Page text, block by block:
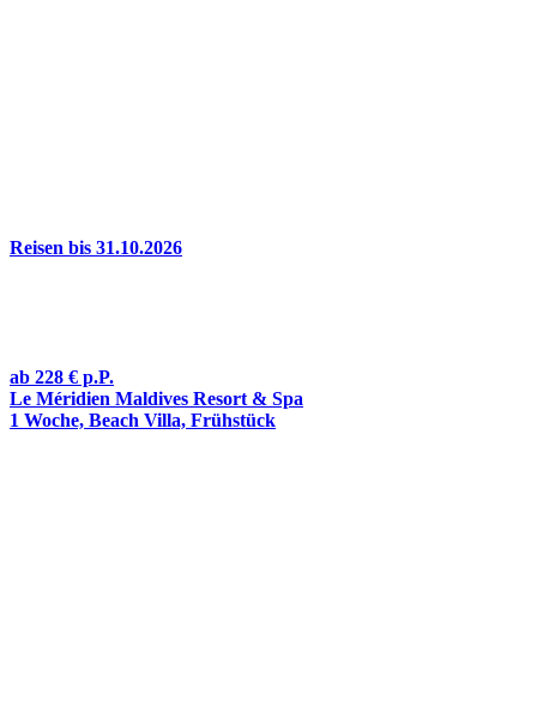
Reisen bis 31.10.2026
ab 228 € p.P.
Le Méridien Maldives Resort & Spa
1 Woche, Beach Villa, Frühstück